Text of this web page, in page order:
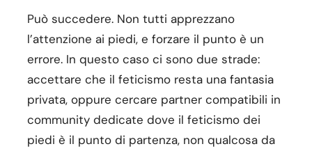
Può succedere. Non tutti apprezzano
l’attenzione ai piedi, e forzare il punto è un
errore. In questo caso ci sono due strade:
accettare che il feticismo resta una fantasia
privata, oppure cercare partner compatibili in
community dedicate dove il feticismo dei
piedi è il punto di partenza, non qualcosa da